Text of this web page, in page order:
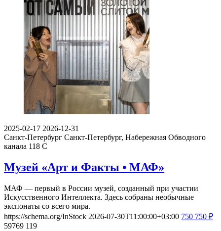
2025-02-17 2026-12-31
Санкт-Петербург Санкт-Петербург, Набережная Обводного
канала 118 С
Музей «Арт и Факты • МАФ»
МАФ — первый в России музей, созданный при участии
Искусственного Интеллекта. Здесь собраны необычные
экспонаты со всего мира.
https://schema.org/InStock 2026-07-30T11:00:00+03:00 750 750 ₽
59769 119